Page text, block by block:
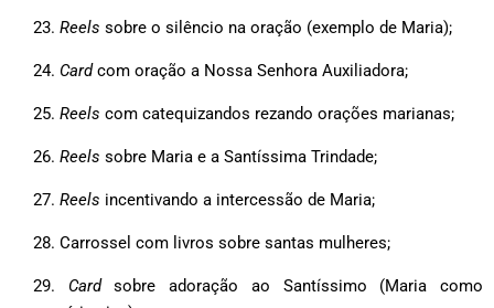
Reels sobre o silêncio na oração (exemplo de Maria);
Cardcom oração a Nossa Senhora Auxiliadora;
Reels com catequizandos rezando orações marianas;
Reels sobre Maria e a Santíssima Trindade;
Reels incentivando a intercessão de Maria;
Carrossel com livros sobre santas mulheres;
Cardsobre adoração ao Santíssimo (Maria como